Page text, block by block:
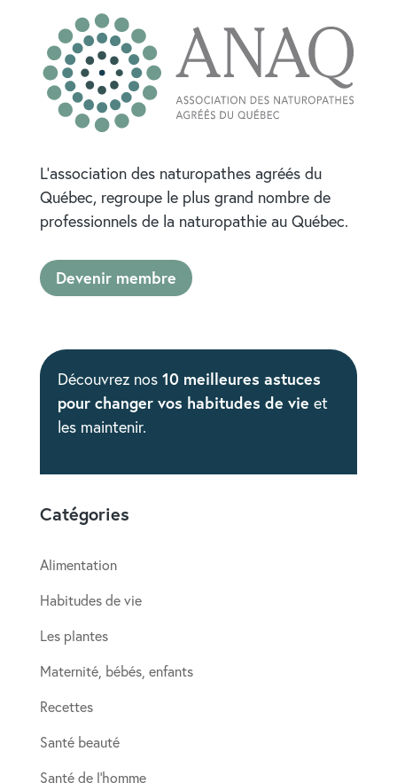
L’association des naturopathes agréés du
Québec, regroupe le plus grand nombre de
professionnels de la naturopathie au Québec.
Devenir membre
Découvrez nos 10 meilleures astuces
pour changer vos habitudes de vie et
les maintenir.
Catégories
Alimentation
Habitudes de vie
Les plantes
Maternité, bébés, enfants
Recettes
Santé beauté
Santé de l’homme